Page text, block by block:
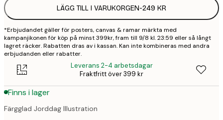
LÄGG TILL I VARUKORGEN-249 KR
*Erbjudandet gäller för posters, canvas & ramar märkta med
kampanjikonen för köp på minst 399kr, fram till 9/8 kl. 23:59 eller så långt
lagret räcker. Rabatten dras av i kassan. Kan inte kombineras med andra
erbjudanden eller rabatter.
Leverans 2-4 arbetsdagar
Fraktfritt över 399 kr
Finns i lager
Färgglad Jorddag Illustration